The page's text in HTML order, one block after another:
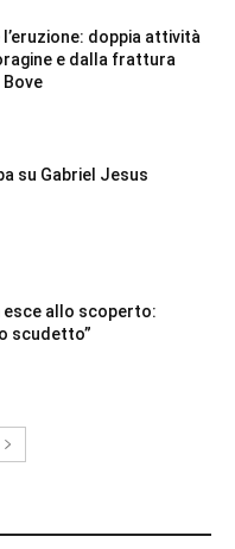
doppia attività
e dalla frattura
Bove
su Gabriel Jesus
esce allo scoperto:
scudetto”